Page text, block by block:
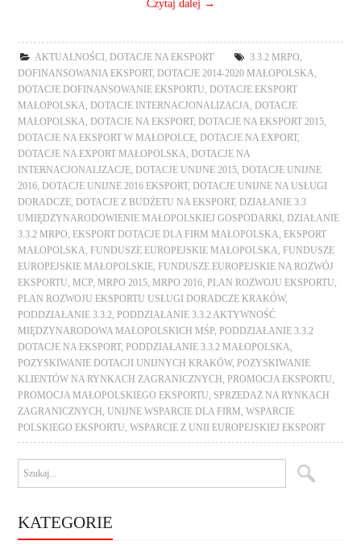
Czytaj dalej →
AKTUALNOŚCI ,DOTACJE NA EKSPORT 3.3.2 MRPO
DOFINANSOWANIA EKSPORT,DOTACJE 2014-2020 MAŁOPOLSKA
DOTACJE DOFINANSOWANIE EKSPORTU ,DOTACJE EKSPORT
MAŁOPOLSKA ,DOTACJE INTERNACJONALIZACJA ,DOTACJE
MAŁOPOLSKA ,DOTACJE NA EKSPORT,DOTACJE NA EKSPORT 2015
DOTACJE NA EKSPORT W MAŁOPOLCE ,DOTACJE NA EXPORT,
DOTACJE NA EXPORT MAŁOPOLSKA ,DOTACJE NA
INTERNACJONALIZACJE ,DOTACJE UNIJNE 2015 ,DOTACJE UNIJNE
2016 ,DOTACJE UNIJNE 2016 EKSPORT,DOTACJE UNIJNE NA USŁUGI
DORADCZE ,DOTACJE Z BUDŻETU NA EKSPORT,DZIAŁANIE 3.3
UMIĘDZYNARODOWIENIE MAŁOPOLSKIEJ GOSPODARKI
,DZIAŁANIE
3.3.2 MRPO ,EKSPORT DOTACJE DLA FIRM MAŁOPOLSKA ,EKSPORT
MAŁOPOLSKA ,FUNDUSZE EUROPEJSKIE MAŁOPOLSKA ,FUNDUSZE
EUROPEJSKIE MAŁOPOLSKIE ,FUNDUSZE EUROPEJSKIE NA ROZWÓJ
EKSPORTU ,MCP ,MRPO 2015 ,MRPO 2016 ,PLAN ROZWOJU EKSPORTU
PLAN ROZWOJU EKSPORTU USŁUGI DORADCZE KRAKÓW,
PODDZIAŁANIE 3.3.2 ,PODDZIAŁANIE 3.3.2 AKTYWNOŚĆ
MIĘDZYNARODOWA MAŁOPOLSKICH MŚP ,PODDZIAŁANIE 3.3.2
DOTACJE NA EKSPORT,PODDZIAŁANIE 3.3.2 MAŁOPOLSKA
POZYSKIWANIE DOTACJI UNIJNYCH KRAKÓW,POZYSKIWANIE
KLIENTÓW NA RYNKACH ZAGRANICZNYCH ,PROMOCJA EKSPORTU
PROMOCJA MAŁOPOLSKIEGO EKSPORTU
SPRZEDAŻ NA RYNKACH
ZAGRANICZNYCH ,UNIJNE WSPARCIE DLA FIRM ,WSPARCIE
POLSKIEGO EKSPORTU ,WSPARCIE Z UNII EUROPEJSKIEJ EKSPORT
KATEGORIE